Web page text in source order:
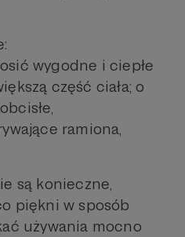
wygodne i ciepłe
część ciała; o
ramiona,
są konieczne,
piękni w sposób
używania mocno